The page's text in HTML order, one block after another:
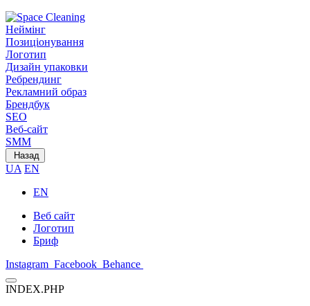
Неймінг
Позиціонування
Логотип
Дизайн упаковки
Ребрендинг
Рекламний образ
Брендбук
SEO
Веб-сайт
SMM
Назад
UA EN
EN
Веб сайт
Логотип
Бриф
Instagram Facebook Behance
INDEX.PHP